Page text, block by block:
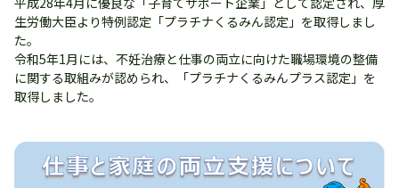
生労働大臣より特例認定「プラチナくるみん認定」を取得しまし
た。
令和5年1月には、不妊治療と仕事の両⽴に向けた職場環境の整備
に関する取組みが認められ、「プラチナくるみんプラス認定」を
取得しました。